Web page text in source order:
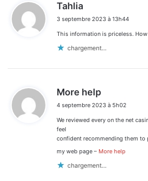
Tahlia
t
3 septembre 2023 à 13h44
This information is priceless.
chargement…
More help
t
4 septembre 2023 à 5h02
We reviewed every on the net
feel
confident recommending them to
my web page – More help
chargement…